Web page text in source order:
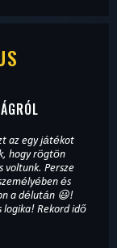
az egy játékot
hogy rögtön
voltunk. Persze
és
a délután 😃!
Rekord idő